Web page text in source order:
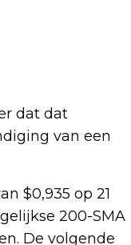
dat dat
van een
$0,935 op 21
200-SMA
De volgende